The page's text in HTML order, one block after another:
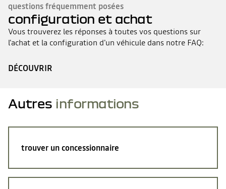
questions fréquemment posées
configuration et achat
Vous trouverez les réponses à toutes vos questions sur
l'achat et la configuration d'un véhicule dans notre FAQ:
DÉCOUVRIR
Autres informations
trouver un concessionnaire